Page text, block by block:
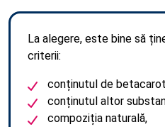
La alegere, este bine să
criterii:
conținutul de
conținutul altor
compoziția naturală,